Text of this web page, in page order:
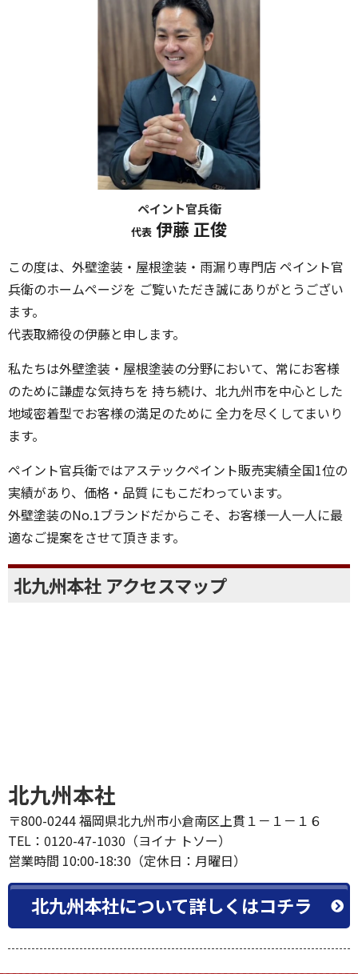
ペイント官兵衛
代表 伊藤 正俊
この度は、外壁塗装・屋根塗装・雨漏り専門店 ペイント官
兵衛のホームページを ご覧いただき誠にありがとうござい
ます。
代表取締役の伊藤と申します。
私たちは外壁塗装・屋根塗装の分野において、常にお客様
のために謙虚な気持ちを 持ち続け、北九州市を中心とした
地域密着型でお客様の満足のために 全力を尽くしてまいり
ます。
ペイント官兵衛ではアステックペイント販売実績全国1位の
実績があり、価格・品質 にもこだわっています。
外壁塗装のNo.1ブランドだからこそ、お客様一人一人に最
適なご提案をさせて頂きます。
北九州本社 アクセスマップ
北九州本社
〒800-0244 福岡県北九州市小倉南区上貫１－１－１６
TEL：0120-47-1030（ヨイナ トソー）
営業時間 10:00-18:30（定休日：月曜日）
北九州本社について詳しくはコチラ